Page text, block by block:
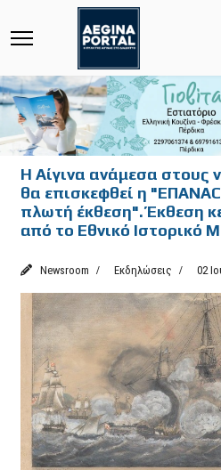
Η Αίγινα ανάμεσα στους
θα επισκεφθεί η
πλωτή έκθεση". Έκθεση
από το Εθνικό Ιστορικό
Newsroom Εκδηλώσεις 02